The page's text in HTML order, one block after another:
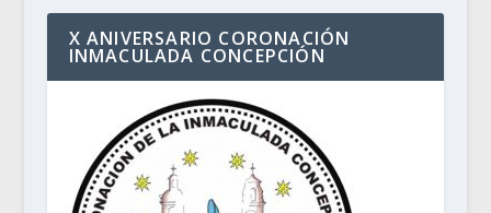
X ANIVERSARIO CORONACIÓN
INMACULADA CONCEPCIÓN